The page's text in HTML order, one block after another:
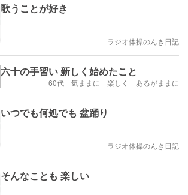
歌うことが好き
ラジオ体操のんき日記
六十の手習い 新しく始めたこと
60代 気ままに 楽しく あるがままに
いつでも何処でも 盆踊り
ラジオ体操のんき日記
そんなことも 楽しい